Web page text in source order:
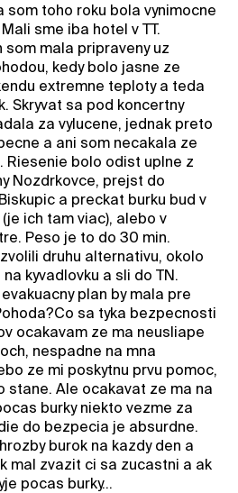
som toho roku bola vynimocne
sme iba hotel v TT.
som mala pripraveny uz
kedy bolo jasne ze
extremne teploty a teda
Skryvat sa pod koncertny
za vylucene, jednak preto
a ani som necakala ze
Riesenie bolo odist uplne z
Nozdrkovce, prejst do
a preckat burku bud v
ich tam viac), alebo v
Peso je to do 30 min.
druhu alternativu, okolo
kyvadlovku a sli do TN.
plan by mala pre
sa tyka bezpecnosti
ocakavam ze ma neusliape
nespadne na mna
ze mi poskytnu prvu pomoc,
stane. Ale ocakavat ze ma na
burky niekto vezme za
do bezpecia je absurdne.
burok na kazdy den a
mal zvazit ci sa zucastni a ak
pocas burky…